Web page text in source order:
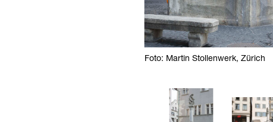
Foto: Martin Stollenwerk, Zürich